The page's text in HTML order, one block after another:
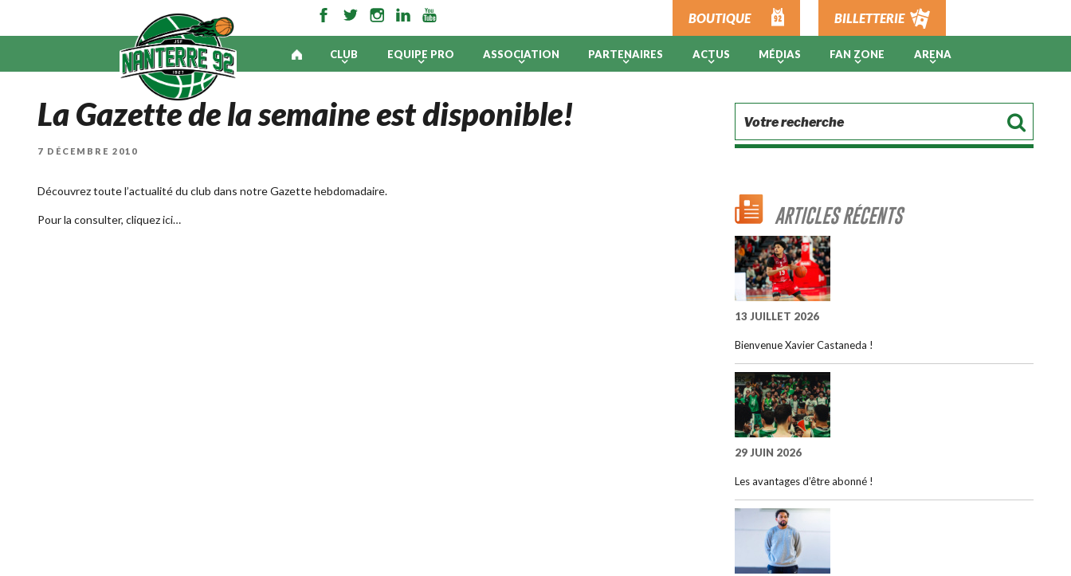
BOUTIQUE BILLETTERIE
CLUB EQUIPE PRO ASSOCIATION PARTENAIRES ACTUS MÉDIAS FAN ZONE ARENA
La Gazette de la semaine est disponible!
PUBLIÉ
7 DÉCEMBRE 2010
Découvrez toute l’actualité du club dans notre Gazette hebdomadaire.
Pour la consulter, cliquezici… ARTICLES RÉCENTS
13 JUILLET 2026
Bienvenue Xavier Castaneda !
29 JUIN 2026
Les avantages d’être abonné !